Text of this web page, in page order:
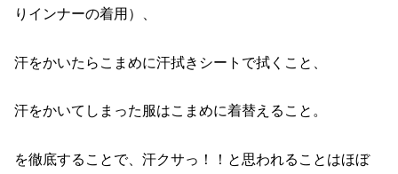
りインナーの着用）、
汗をかいたらこまめに汗拭きシートで拭くこと、
汗をかいてしまった服はこまめに着替えること。
を徹底することで、汗クサっ！！と思われることはほぼ